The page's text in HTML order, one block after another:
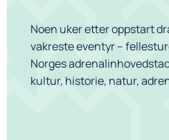
Noen uker etter oppstart
vakreste eventyr –
Norges
kultur, historie, natur,